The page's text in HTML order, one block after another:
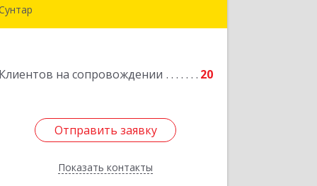
Клиентов на сопровождении 20
Отправить заявку
Показать контакты
Отправить заявку
Назад